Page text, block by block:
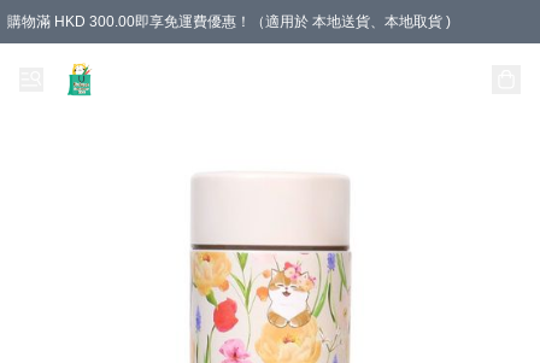
購物滿 HKD 300.00即享免運費優惠！（適用於 本地送貨、本地取貨 )